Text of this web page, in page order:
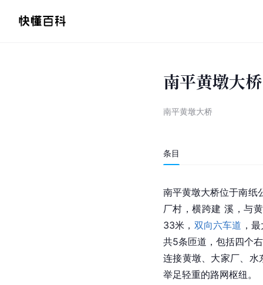
南平黄墩大桥
南平黄墩大桥
条目
南平黄墩大桥位于南纸
厂村，横跨建 溪，与
33米， 双向六车道 ，
共5条匝道，包括四个
连接黄墩、大家厂、
举足轻重的路网枢纽。